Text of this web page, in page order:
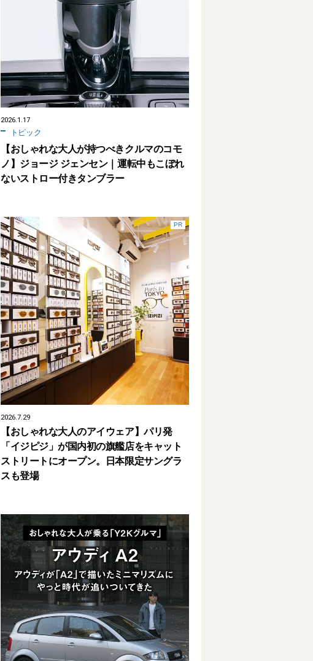
2026.1.17
トピック
【おしゃれな大人が持つべきクルマのコモ
ノ】ジョージ ジェンセン｜運転中もこぼれ
ないストロー付きタンブラー
PR
2026.7.29
【おしゃれな大人のアイウェア】パリ発
「イジピジ」が国内初の旗艦店をキャット
ストリートにオープン。日本限定サングラ
スも登場